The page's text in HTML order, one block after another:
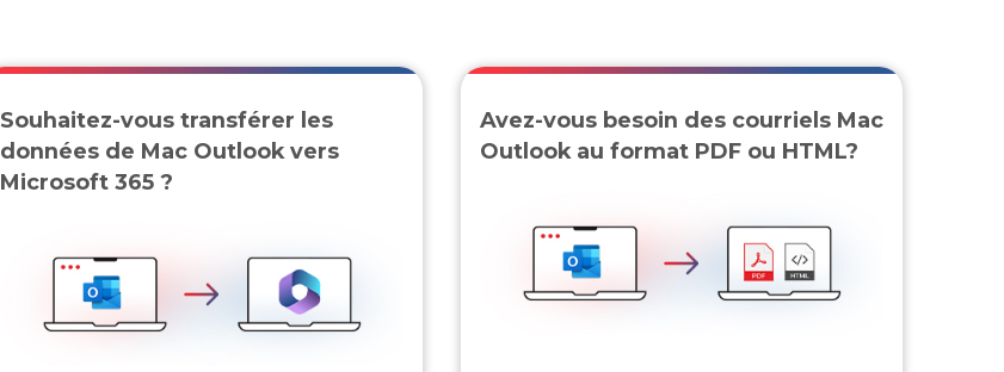
Souhaitez-vous transférer les
données de Mac Outlook vers
Microsoft 365 ?
Avez-vous besoin des courriels Mac
Outlook au format PDF ou HTML?